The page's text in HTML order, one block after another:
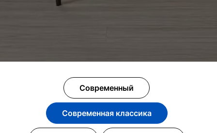
Современный
Современная классика